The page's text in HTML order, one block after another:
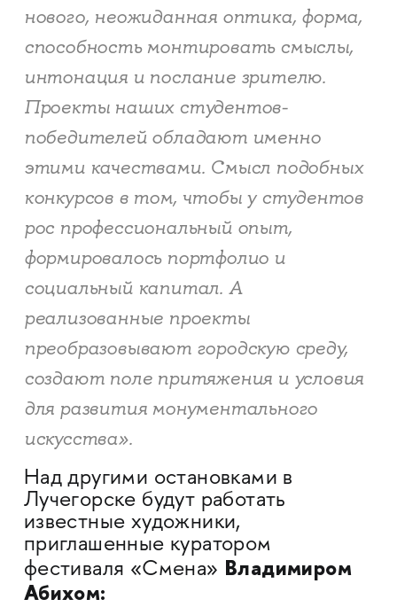
нового, неожиданная оптика, форма,
способность монтировать смыслы,
интонация и послание зрителю.
Проекты наших студентов-
победителей обладают именно
этими качествами. Смысл подобных
конкурсов в том, чтобы у студентов
рос профессиональный опыт,
формировалось портфолио и
социальный капитал. А
реализованные проекты
преобразовывают городскую среду,
создают поле притяжения и условия
для развития монументального
искусства».
Над другими остановками в
Лучегорске будут работать
известные художники,
приглашенные куратором
фестиваля «Смена» Владимиром
Абихом: